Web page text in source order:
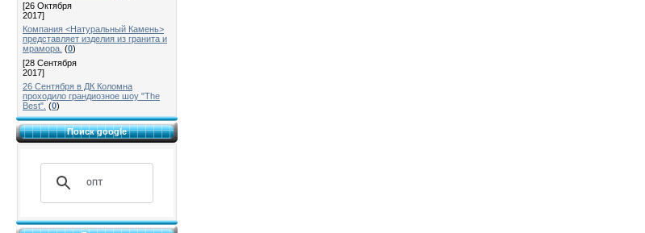
[26 Октября
2017]
Компания <Натуральный Камень>
представляет изделия из гранита и
мрамора. (0)
[28 Сентября
2017]
26 Сентября в ДК Коломна
проходило грандиозное шоу "The
Best". (0)
Поиск google